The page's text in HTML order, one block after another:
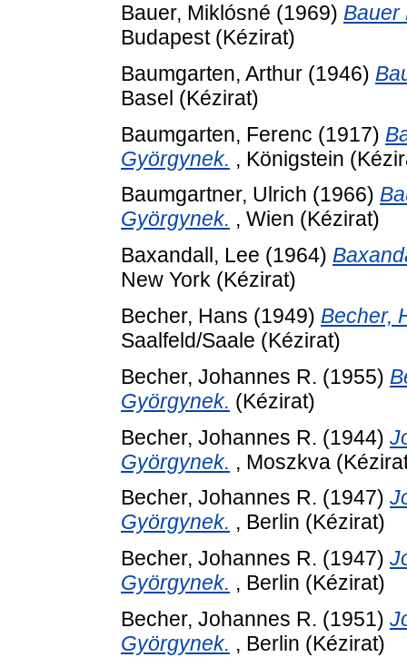
Bauer, Miklósné (1969) Bauer
Budapest (Kézirat)
Baumgarten, Arthur (1946)
Basel (Kézirat)
Baumgarten, Ferenc (1917)
Györgynek. , Königstein
Baumgartner, Ulrich (1966)
Györgynek. , Wien (Kézirat)
Baxandall, Lee (1964)
New York (Kézirat)
Becher, Hans (1949) Becher,
Saalfeld/Saale (Kézirat)
Becher, Johannes R. (1955)
Györgynek. (Kézirat)
Becher, Johannes R. (1944)
Györgynek. , Moszkva
Becher, Johannes R. (1947)
Györgynek. , Berlin (Kézirat)
Becher, Johannes R. (1947)
Györgynek. , Berlin (Kézirat)
Becher, Johannes R. (1951)
Györgynek. , Berlin (Kézirat)